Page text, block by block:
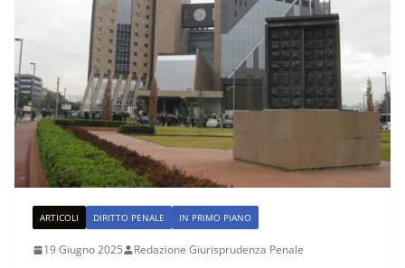
ARTICOLI DIRITTO PENALE IN PRIMO PIANO
19 Giugno 2025 Redazione Giurisprudenza Penale